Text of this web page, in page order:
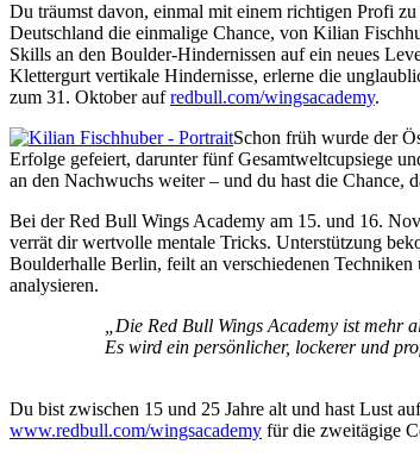
Du träumst davon, einmal mit einem richtigen Profi
Deutschland die einmalige Chance, von Kilian
Skills an den Boulder-Hindernissen auf ein neues
Klettergurt vertikale Hindernisse, erlerne die
zum 31. Oktober aufredbull.com/wingsacademy.
Schon früh wurde der
Erfolge gefeiert, darunter fünf Gesamtweltcupsiege
an den Nachwuchs weiter – und du hast die Chance,
Bei der Red Bull Wings Academy am 15. und 16.
verrät dir wertvolle mentale Tricks. Unterstützung
Boulderhalle Berlin, feilt an verschiedenen
analysieren.
„Die Red Bull Wings Academy ist mehr
Es wird ein persönlicher, lockerer und
Du bist zwischen 15 und 25 Jahre alt und hast Lust
www.redbull.com/wingsacademy für die zweitägige